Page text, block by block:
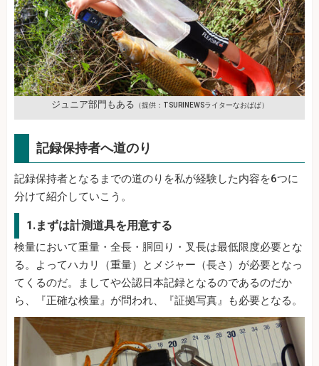
ジュニア部門もある （提供：TSURINEWSライターなおぱぱ）
記録保持者へ道のり
記録保持者となるまでの道のりを私が経験した内容を6つに
分けて紹介していこう。
1.まずは計測道具を用意する
検量において重量・全長・胴回り・叉長は最低限度必要とな
る。よってハカリ（重量）とメジャー（長さ）が必要となっ
てくるのだ。ましてや公認日本記録となるのであるのだか
ら、『正確な検量』が問われ、『証拠写真』も必要となる。